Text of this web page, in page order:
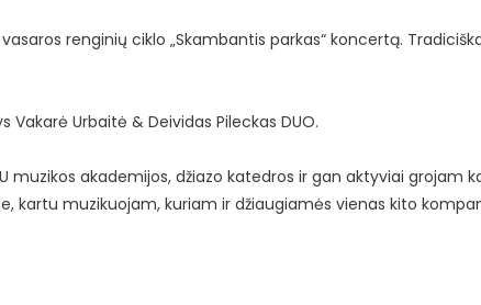
renginių ciklo „Skambantis parkas“ koncertą.
Urbaitė & Deividas Pileckas DUO.
muzikos akademijos, džiazo katedros ir gan aktyviai grojam
kartu muzikuojam, kuriam ir džiaugiamės vienas kito